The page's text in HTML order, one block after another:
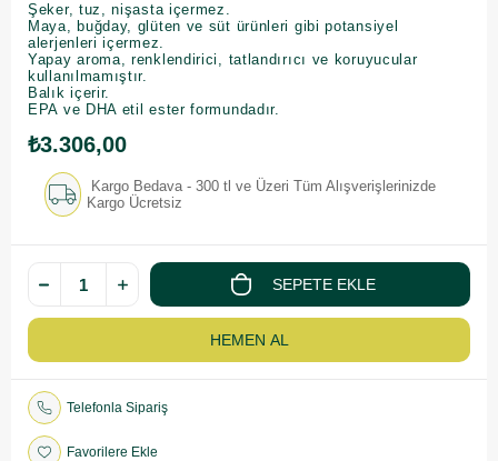
Şeker, tuz, nişasta içermez.
Maya, buğday, glüten ve süt ürünleri gibi potansiyel
alerjenleri içermez.
Yapay aroma, renklendirici, tatlandırıcı ve koruyucular
kullanılmamıştır.
Balık içerir.
EPA ve DHA etil ester formundadır.
₺3.306,00
Kargo Bedava - 300 tl ve Üzeri Tüm Alışverişlerinizde
Kargo Ücretsiz
Telefonla Sipariş
Favorilere Ekle